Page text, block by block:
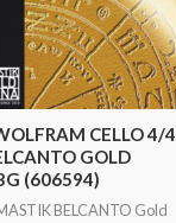
CELLO 4/4
GOLD
(606594)
BELCANTO Gold